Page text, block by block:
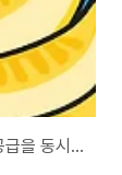
“참외 효능 완벽 해부 – 여름 수분 보충과 비타민 공급을 동시에!”